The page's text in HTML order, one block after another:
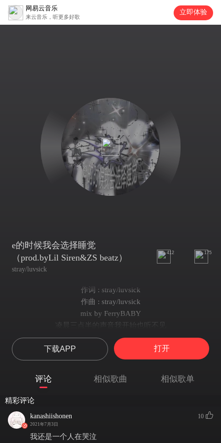
网易云音乐
来云音乐，听更多好歌
立即体验
e的时候我会选择睡觉
（prod.byLil Siren&ZS beatz）
stray/luvsick
412 175
作词 : stray/luvsick
作曲 : stray/luvsick
mix by FerryBABY
凌晨三点半的声音我开始也听不见
你身边的是谁正在阻止我们的相见日sad夜sad
日sad夜sad日sad夜sad日sad夜sad
我的情绪是我的泪点
这片天空正在下大雪
难道当初是我瞎了眼
下载APP 打开
评论 相似歌曲 相似歌单
精彩评论
kanashiishonen
2021年7月3日
10
我还是一个人在哭泣